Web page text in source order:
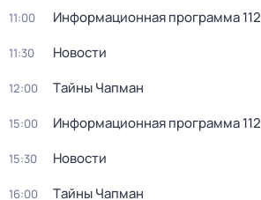
11:00 Информационная программа 112
11:30 Новости
12:00 Тaйны Чапман
15:00 Информационная программа 112
15:30 Новости
16:00 Тaйны Чапман